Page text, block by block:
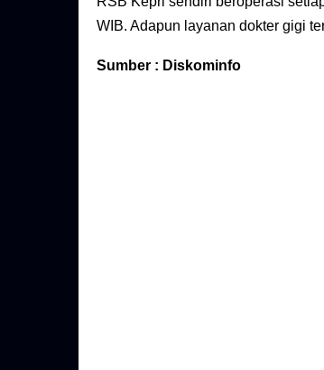
WIB. Adapun layanan dokter gigi
Sumber : Diskominfo